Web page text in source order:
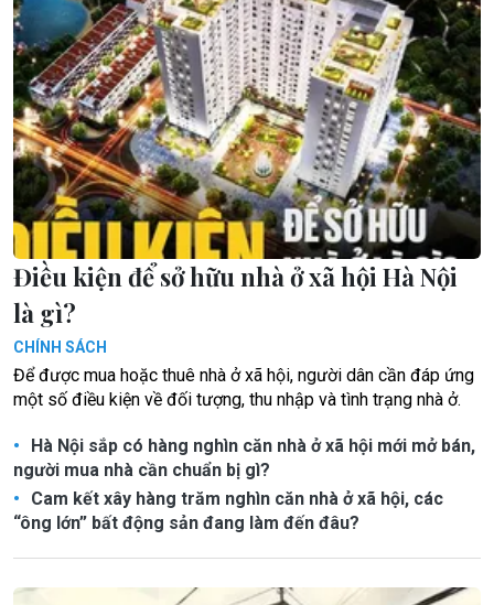
Điều kiện để sở hữu nhà ở xã hội Hà Nội
là gì?
CHÍNH SÁCH
Để được mua hoặc thuê nhà ở xã hội, người dân cần đáp ứng
một số điều kiện về đối tượng, thu nhập và tình trạng nhà ở.
Hà Nội sắp có hàng nghìn căn nhà ở xã hội mới mở bán,
người mua nhà cần chuẩn bị gì?
Cam kết xây hàng trăm nghìn căn nhà ở xã hội, các
“ông lớn” bất động sản đang làm đến đâu?